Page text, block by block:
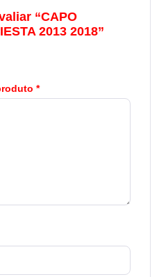
“CAPO
2013 2018”
*